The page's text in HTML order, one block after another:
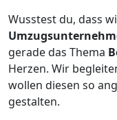
Wusstest du, dass
gerade das Thema
Herzen. Wir
wollen diesen so
gestalten.